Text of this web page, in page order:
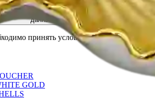
Вы соглашаетесь на обработку данных
РФ от 27.07.2006, №152 ФЗ "О персональных
данных"
принять условия соглашения
GOLD